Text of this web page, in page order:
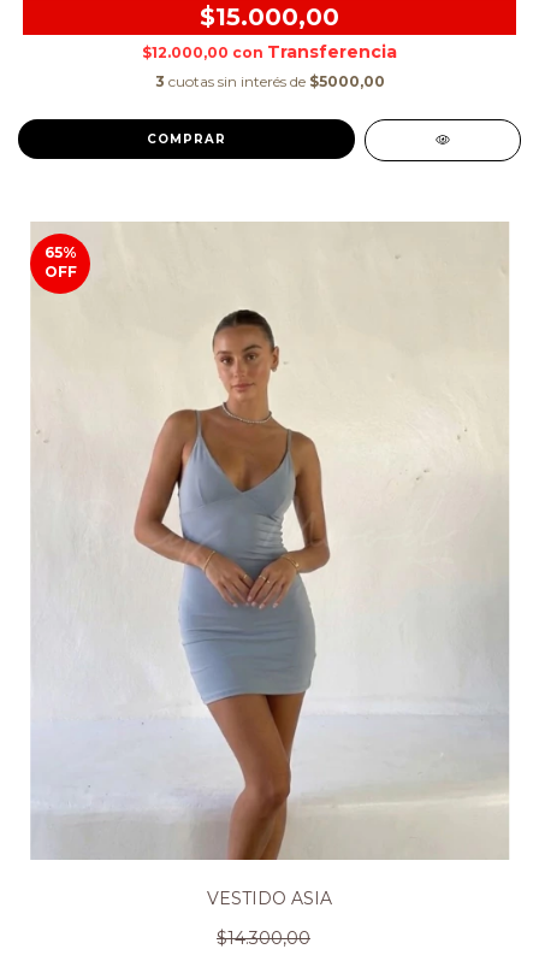
$15.000,00
$12.000,00 con
3 cuotas sin interés de $5000,00
COMPRAR
65%
OFF
VESTIDO ASIA
$14.300,00